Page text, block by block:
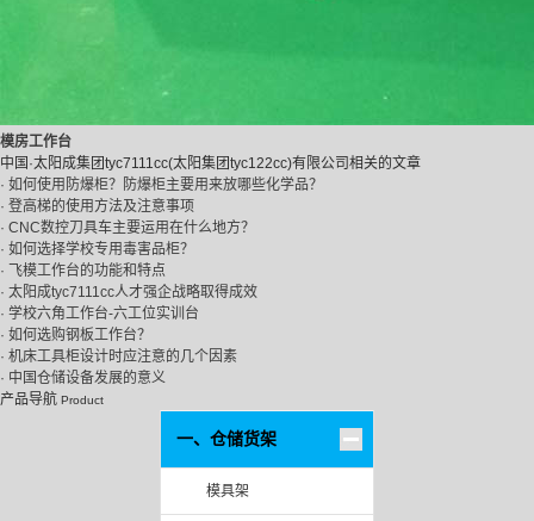
模房工作台
中国·太阳成集团tyc7111cc(太阳集团tyc122cc)有限公司相关的文章
· 如何使用防爆柜？防爆柜主要用来放哪些化学品？
· 登高梯的使用方法及注意事项
· CNC数控刀具车主要运用在什么地方？
· 如何选择学校专用毒害品柜？
· 飞模工作台的功能和特点
· 太阳成tyc7111cc人才强企战略取得成效
· 学校六角工作台-六工位实训台
· 如何选购钢板工作台？
· 机床工具柜设计时应注意的几个因素
· 中国仓储设备发展的意义
产品导航 Product
一、仓储货架
模具架